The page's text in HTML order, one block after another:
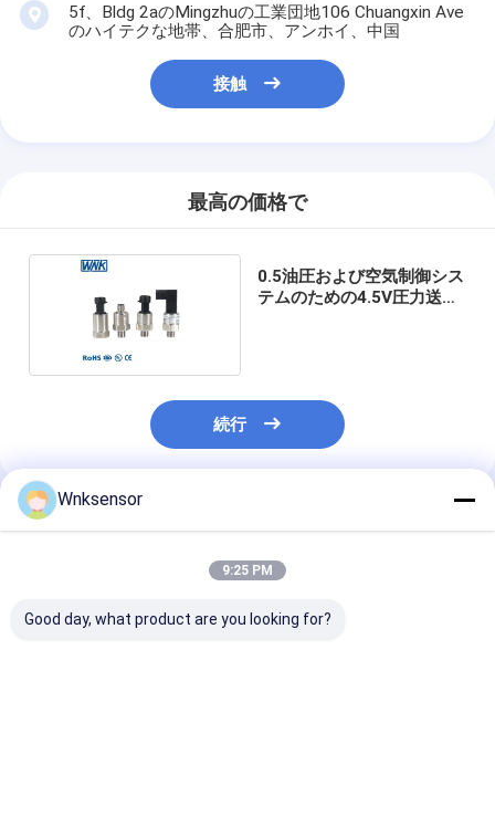
5f、Bldg 2aのMingzhuの工業団地106 Chuangxin Ave
のハイテクな地帯、合肥市、アンホイ、中国
接触
最高の価格で
0.5油圧および空気制御シス
テムのための4.5V圧力送信
続行
推薦されたプロダクト
Wnksensor
9:25 PM
Good day, what product are you looking for?